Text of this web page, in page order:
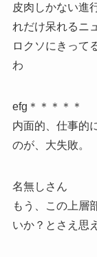
皮肉しかない進
れだけ呆れるニ
ロクソにきって
わ
efg＊＊＊＊＊
内面的、仕事的
のが、大失敗。
名無しさん
もう、この上層
いか？とさえ思